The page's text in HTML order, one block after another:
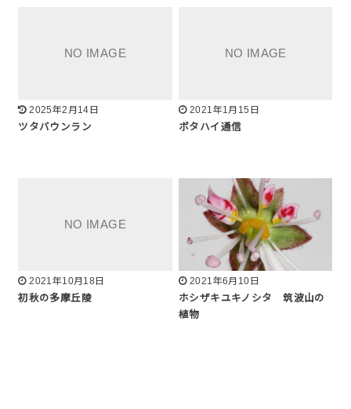
2025年2月14日
ツタバウンラン
2021年1月15日
ボタハイ通信
2021年10月18日
初秋の多摩丘陵
2021年6月10日
ホシザキユキノシタ 筑波山の
植物